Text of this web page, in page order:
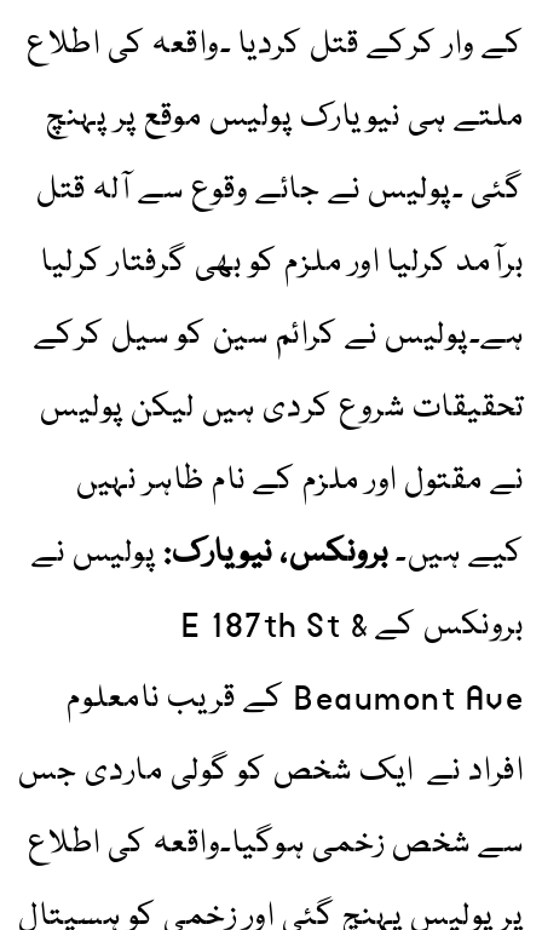
کے وار کرکے قتل کردیا ۔واقعہ کی اطلاع
ملتے ہی نیویارک پولیس موقع پر پہنچ
گئی ۔پولیس نے جائے وقوع سے آلہ قتل
برآمد کرلیا اور ملزم کو بھی گرفتار کرلیا
ہے۔پولیس نے کرائم سین کو سیل کرکے
تحقیقات شروع کردی ہیں لیکن پولیس
نے مقتول اور ملزم کے نام ظاہر نہیں
کیے ہیں۔برونکس، نیویارک:پولیس نے
برونکس کے E 187th St &
Beaumont Ave کے قریب نامعلوم
افراد نے ایک شخص کو گولی ماردی جس
سے شخص زخمی ہوگیا۔واقعہ کی اطلاع
پر پولیس پہنچ گئی اور زخمی کو ہسپتال